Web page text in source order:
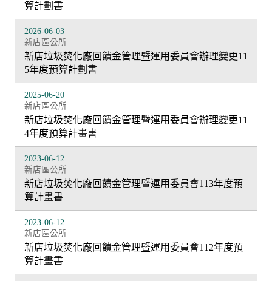
算計劃書
新店垃圾焚化廠回饋金管理暨運用委員會辦理變更11
5年度預算計劃書
新店區公所
2026-06-03
新店垃圾焚化廠回饋金管理暨運用委員會辦理變更11
4年度預算計畫書
新店區公所
2025-06-20
新店垃圾焚化廠回饋金管理暨運用委員會113年度預
算計畫書
新店區公所
2023-06-12
新店垃圾焚化廠回饋金管理暨運用委員會112年度預
算計畫書
新店區公所
2023-06-12